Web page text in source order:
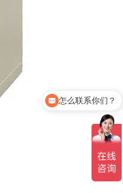
怎么联系你们？